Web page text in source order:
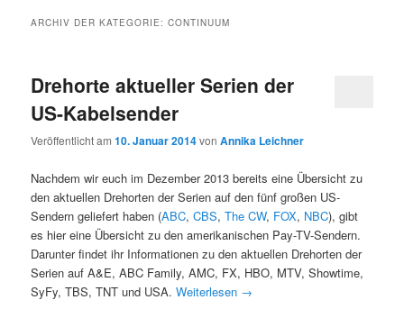
ARCHIV DER KATEGORIE:CONTINUUM
Drehorte aktueller Serien der
US-Kabelsender
Veröffentlicht am10. Januar 2014vonAnnika Leichner
Nachdem wir euch im Dezember 2013 bereits eine Übersicht zu
den aktuellen Drehorten der Serien auf den fünf großen US-
Sendern geliefert haben (ABC,CBS,The CW, FOX, NBC), gibt
es hier eine Übersicht zu den amerikanischen Pay-TV-Sendern.
Darunter findet ihr Informationen zu den aktuellen Drehorten der
Serien auf A&E, ABC Family, AMC, FX, HBO, MTV, Showtime,
SyFy, TBS, TNT und USA.Weiterlesen →